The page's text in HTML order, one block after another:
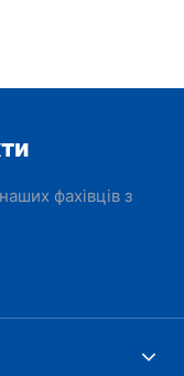
фахівців з